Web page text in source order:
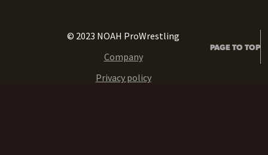
© 2023 NOAH ProWrestling
Company
Privacy policy
PAGE TO TOP